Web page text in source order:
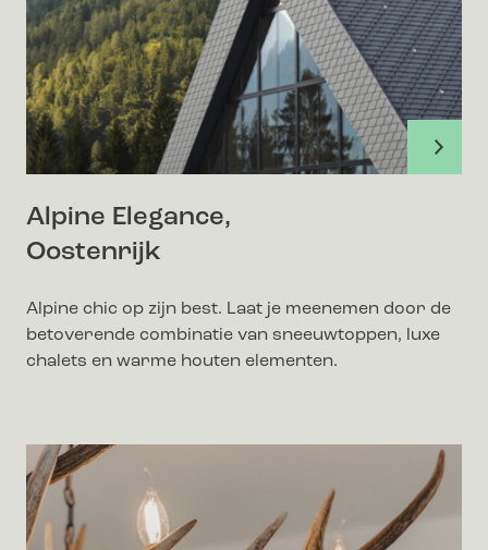
Alpine Elegance,
Oostenrijk
Alpine chic op zijn best. Laat je meenemen door de
betoverende combinatie van sneeuwtoppen, luxe
chalets en warme houten elementen.